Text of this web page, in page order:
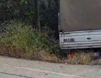
Resmi İlanlar
Sağlık
Spor